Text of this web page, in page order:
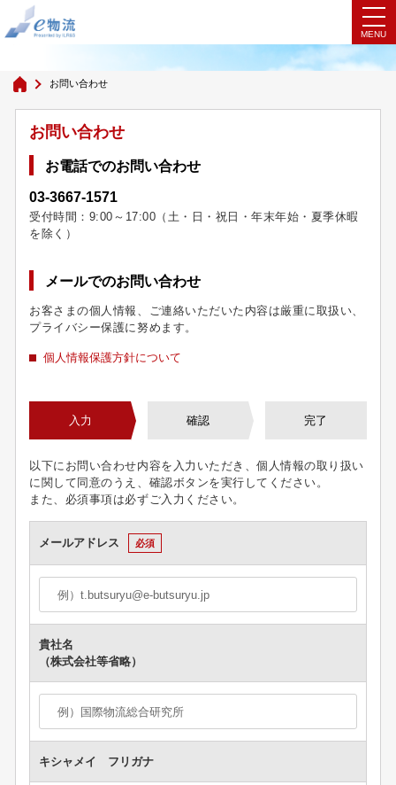
お問い合わせ
お問い合わせ
お問い合わせ
お電話でのお問い合わせ
03-3667-1571
受付時間：9:00～17:00（土・日・祝日・年末年始・夏季休暇
を除く）
メールでのお問い合わせ
お客さまの個人情報、ご連絡いただいた内容は厳重に取扱い、
プライバシー保護に努めます。
個人情報保護方針について
入力 確認 完了
以下にお問い合わせ内容を入力いただき、個人情報の取り扱い
に関して同意のうえ、確認ボタンを実行してください。
また、必須事項は必ずご入力ください。
メールアドレス 必須
貴社名
（株式会社等省略）
キシャメイ フリガナ